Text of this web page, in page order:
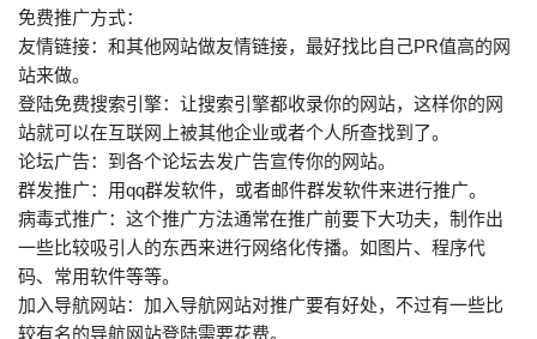
免费推广方式：
友情链接：和其他网站做友情链接，最好找比自己PR值高的网
站来做。
登陆免费搜索引擎：让搜索引擎都收录你的网站，这样你的网
站就可以在互联网上被其他企业或者个人所查找到了。
论坛广告：到各个论坛去发广告宣传你的网站。
群发推广：用qq群发软件，或者邮件群发软件来进行推广。
病毒式推广：这个推广方法通常在推广前要下大功夫，制作出
一些比较吸引人的东西来进行网络化传播。如图片、程序代
码、常用软件等等。
加入导航网站：加入导航网站对推广要有好处，不过有一些比
较有名的导航网站登陆需要花费。